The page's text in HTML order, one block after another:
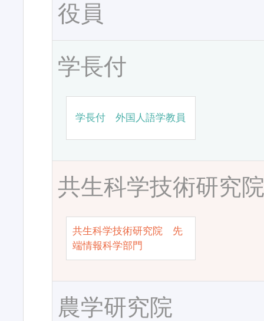
役員
学長付
学長付 外国人語学教員
共生科学技術研究
共生科学技術研究院 先
端情報科学部門
農学研究院